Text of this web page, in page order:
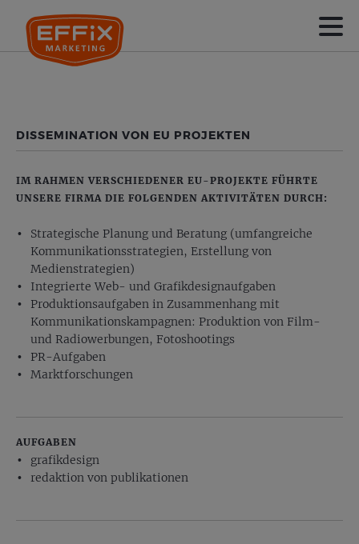
DISSEMINATION VON EU PROJEKTEN
IM RAHMEN VERSCHIEDENER EU-PROJEKTE FÜHRTE
UNSERE FIRMA DIE FOLGENDEN AKTIVITÄTEN DURCH:
Strategische Planung und Beratung (umfangreiche
Kommunikationsstrategien, Erstellung von
Medienstrategien)
Integrierte Web- und Grafikdesignaufgaben
Produktionsaufgaben in Zusammenhang mit
Kommunikationskampagnen: Produktion von Film-
und Radiowerbungen, Fotoshootings
PR-Aufgaben
Marktforschungen
AUFGABEN
grafikdesign
redaktion von publikationen